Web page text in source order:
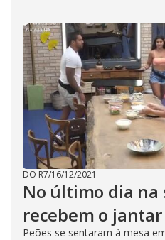
DO R7/16/12/2021
No último dia
recebem o jantar
Peões se sentaram à mesa